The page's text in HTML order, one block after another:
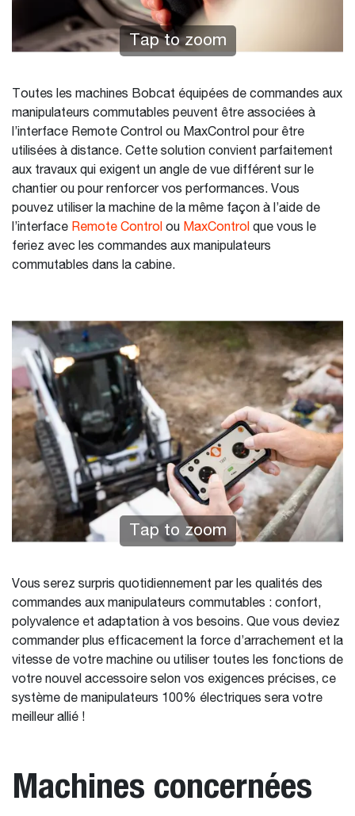
Tap to zoom
Toutes les machines Bobcat équipées de commandes aux
manipulateurs commutables peuvent être associées à
l’interface Remote Control ou MaxControl pour être
utilisées à distance. Cette solution convient parfaitement
aux travaux qui exigent un angle de vue différent sur le
chantier ou pour renforcer vos performances. Vous
pouvez utiliser la machine de la même façon à l’aide de
l’interface Remote Control ou MaxControl que vous le
feriez avec les commandes aux manipulateurs
commutables dans la cabine.
Tap to zoom
Vous serez surpris quotidiennement par les qualités des
commandes aux manipulateurs commutables : confort,
polyvalence et adaptation à vos besoins. Que vous deviez
commander plus efficacement la force d’arrachement et la
vitesse de votre machine ou utiliser toutes les fonctions de
votre nouvel accessoire selon vos exigences précises, ce
système de manipulateurs 100% électriques sera votre
meilleur allié !
Machines concernées